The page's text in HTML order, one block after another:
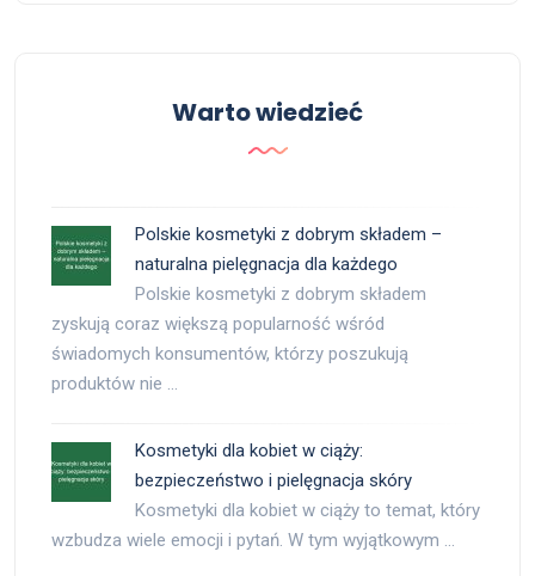
Warto wiedzieć
Polskie kosmetyki z dobrym składem –
naturalna pielęgnacja dla każdego
Polskie kosmetyki z dobrym składem
zyskują coraz większą popularność wśród
świadomych konsumentów, którzy poszukują
produktów nie …
Kosmetyki dla kobiet w ciąży:
bezpieczeństwo i pielęgnacja skóry
Kosmetyki dla kobiet w ciąży to temat, który
wzbudza wiele emocji i pytań. W tym wyjątkowym …